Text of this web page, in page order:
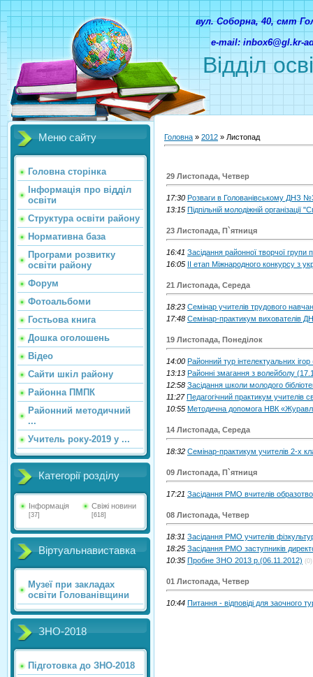
Відділ
вул. Соборна, 40, смт
e-mail: inbox6@gl.kr-
Меню сайту
Головна сторінка
Інформація про відділ
освіти
Структура освіти району
Нормативна база
Програми розвитку
освіти району
Форум
Фотоальбоми
Гостьова книга
Дошка оголошень
Відео
Сайти шкіл району
Районна ПМПК
Районний методичний
...
Учитель року-2019 у ...
Категорії розділу
Інформація
[37]
Свіжі новини
[618]
Віртуальнавиставка
Музеї при закладах
освіти Голованівщини
ЗНО-2018
Підготовка до ЗНО-2018
Головна » 2012 » Листопад
29 Листопада, Четвер
17:30 Розваги в Голованівському ДНЗ
13:15 Підпільній молодіжній
23 Листопада, П`ятниця
16:41 Засідання районної творчої групи
16:05
ІІ етап Міжнародного конкурсу з
21 Листопада, Середа
18:23 Семінар учителів трудового
17:48 Семінар-практикум вихователів
19 Листопада, Понеділок
14:00 Районний тур інтелектуальних
13:13 Районні змагання з волейболу
12:58 Засідання школи молодого
11:27 Педагогічний практикум учителів
10:55 Методична допомога НВК
14 Листопада, Середа
18:32 Семінар-практикум учителів 2-х
09 Листопада, П`ятниця
17:21 Засідання РМО вчителів
08 Листопада, Четвер
18:31 Засідання РМО учителів
18:25 Засідання РМО заступників
10:35 Пробне ЗНО 2013 р.(06.11.2012) (0)
01 Листопада, Четвер
10:44 Питання - відповіді для заочного